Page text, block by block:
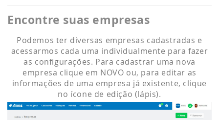
Encontre suas empresas
Podemos ter diversas empresas cadastradas e
acessarmos cada uma individualmente para fazer
as configurações. Para cadastrar uma nova
empresa clique em NOVO ou, para editar as
informações de uma empresa já existente, clique
no ícone de edição (lápis).